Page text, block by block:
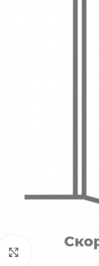
Нажмите,